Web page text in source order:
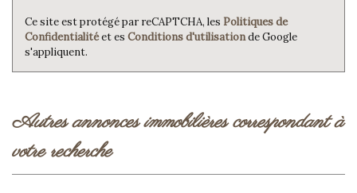
Ce site est protégé par reCAPTCHA, les Politiques de
Confidentialitéet es Conditions d'utilisationde Google
s'appliquent.
autres annonces immobilières correspondant à
votre recherche